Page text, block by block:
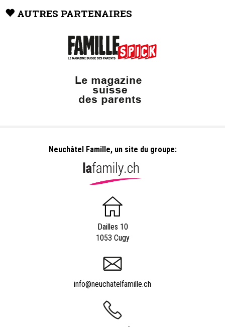
AUTRES PARTENAIRES
Neuchâtel Famille, un site du groupe:
Dailles 10
1053 Cugy
info@neuchatelfamille.ch